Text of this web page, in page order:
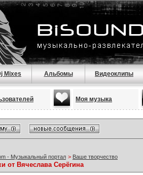
Mixes Альбомы Видеоклипы
Моя музыка
- Музыкальный портал > Ваше творчество
от Вячеслава Серёгина